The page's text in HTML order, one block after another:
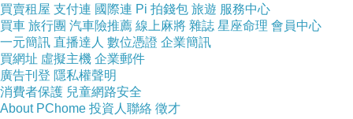
大陸光棍節 【魔法施】BERLOX 寶黎思 ★ PINK
LADY鏈帶手拿包 BLX-20204 ★ 超值免運加價
購
商品網址
買賣租屋 支付連 國際連 Pi 拍錢包 旅遊 服務中心
買車 旅行團 汽車險推薦 線上麻將 雜誌 星座命理 會員中心
一元簡訊 直播達人 數位憑證 企業簡訊
買網址 虛擬主機 企業郵件
廣告刊登 隱私權聲明
消費者保護 兒童網路安全
About PChome 投資人聯絡 徵才